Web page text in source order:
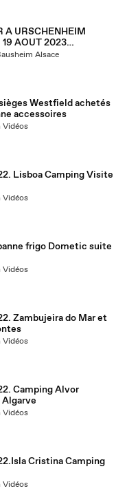
A URSCHENHEIM
AOUT 2023
Alsace
Westfield achetés
accessoires
Vidéos
Lisboa Camping Visite
Vidéos
frigo Dometic suite
Vidéos
Zambujeira do Mar et
Vidéos
Camping Alvor
Vidéos
Cristina Camping
Vidéos